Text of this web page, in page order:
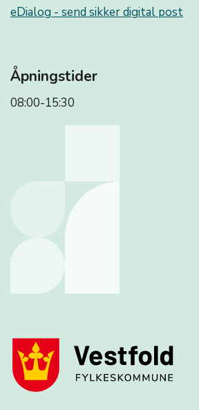
eDialog - send sikker digital post
Åpningstider
08:00-15:30